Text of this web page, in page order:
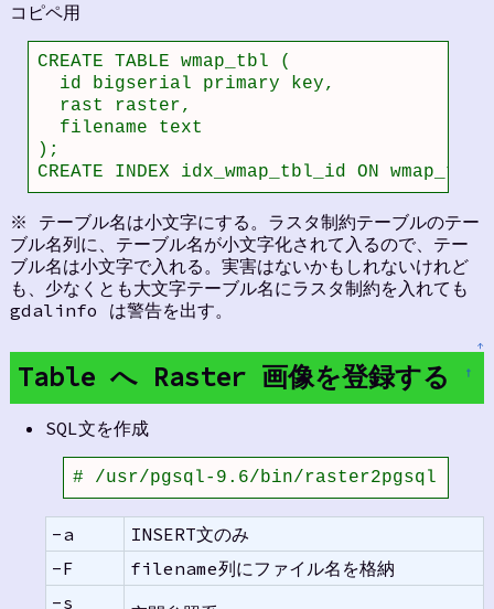
コピペ用
CREATE TABLE wmap_tbl (
  id bigserial primary key,
  rast raster,
  filename text
);
CREATE INDEX idx_wmap_tbl_id ON
※ テーブル名は小文字にする。ラスタ制約テーブルのテー
ブル名列に、テーブル名が小文字化されて入るので、テー
ブル名は小文字で入れる。実害はないかもしれないけれど
も、少なくとも大文字テーブル名にラスタ制約を入れても
gdalinfo は警告を出す。
↑
Table へ Raster 画像を登録する †
SQL文を作成
# /usr/pgsql-9.6/bin/raster2pgsql -a -F
-a
INSERT文のみ
-F
filename列にファイル名を格納
-s